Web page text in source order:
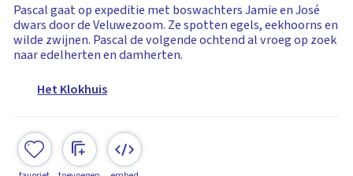
Pascal gaat op expeditie met boswachters Jamie en José
dwars door de Veluwezoom. Ze spotten egels, eekhoorns en
wilde zwijnen. Pascal de volgende ochtend al vroeg op zoek
naar edelherten en damherten.
Het Klokhuis